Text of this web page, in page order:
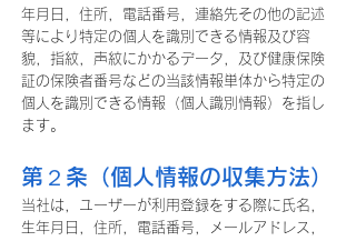
年月日，住所，電話番号，連絡先その他の記述
等により特定の個人を識別できる情報及び容
貌，指紋，声紋にかかるデータ，及び健康保険
証の保険者番号などの当該情報単体から特定の
個人を識別できる情報（個人識別情報）を指し
ます。
第２条（個人情報の収集方法）
当社は，ユーザーが利用登録をする際に氏名，
生年月日，住所，電話番号，メールアドレス，